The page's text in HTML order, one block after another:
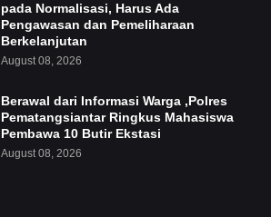
pada Normalisasi, Harus Ada
Pengawasan dan Pemeliharaan
Berkelanjutan
August 08, 2026
Berawal dari Informasi Warga ,Polres
Pematangsiantar Ringkus Mahasiswa
Pembawa 10 Butir Ekstasi
August 08, 2026